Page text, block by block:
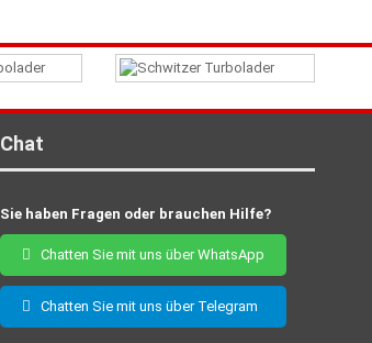
Chat
Sie haben Fragen oder brauchen Hilfe?
Chatten Sie mit uns über WhatsApp
Chatten Sie mit uns über Telegram